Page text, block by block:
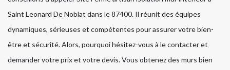
Saint Leonard De Noblat dans le 87400. Il réunit des équipes
dynamiques, sérieuses et compétentes pour assurer votre bien-
être et sécurité. Alors, pourquoi hésitez-vous à le contacter et
demander votre prix et votre devis. Vous obtenez des murs bien